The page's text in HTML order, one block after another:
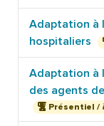
Adaptation à
hospitaliers
Adaptation à
des agents
Présentiel /